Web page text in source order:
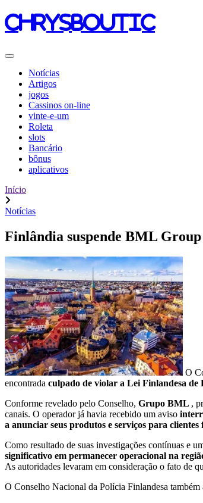
chrysboutic
Notícias
Artigos
jogos
Cassinos on-line
vinte-e-um
Roleta
slots
Bancário
bônus
aplicativos
Início
Notícias
Finlândia suspende BML Group
O
encontrada culpado de violar a Lei Finlandesa de
Conforme revelado pelo Conselho, Grupo BML ,
canais. O operador já havia recebido um aviso
a anunciar seus produtos e serviços para clientes
Como resultado de suas investigações contínuas e
significativo em permanecer operacional na
As autoridades levaram em consideração o fato de
O Conselho Nacional da Polícia Finlandesa também